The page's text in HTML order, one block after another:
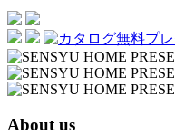
About us